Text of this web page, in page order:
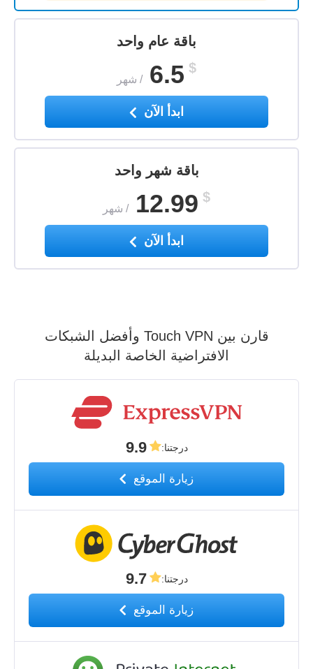
باقة عام واحد
$
6.5
/ شهر
ابدأ الآن
باقة شهر واحد
$
12.99
/ شهر
ابدأ الآن
قارن بين Touch VPN وأفضل الشبكات
الافتراضية الخاصة البديلة
درجتنا:
9.9
زيارة الموقع
درجتنا:
9.7
زيارة الموقع